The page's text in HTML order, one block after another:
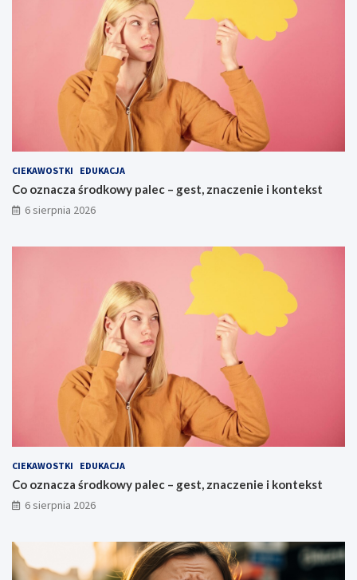
CIEKAWOSTKI EDUKACJA
Co oznacza środkowy palec – gest, znaczenie i kontekst
6 sierpnia 2026
CIEKAWOSTKI EDUKACJA
Co oznacza środkowy palec – gest, znaczenie i kontekst
6 sierpnia 2026